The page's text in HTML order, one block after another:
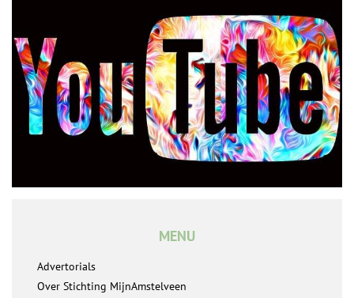
MENU
Advertorials
Over Stichting MijnAmstelveen